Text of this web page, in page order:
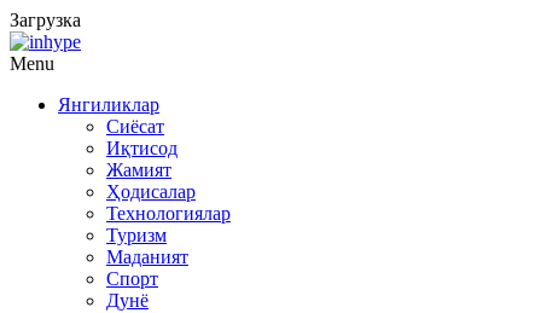
Загрузка
Menu
Янгиликлар
Сиёсат
Иқтисод
Жамият
Ҳодисалар
Технологиялар
Туризм
Маданият
Спорт
Дунё